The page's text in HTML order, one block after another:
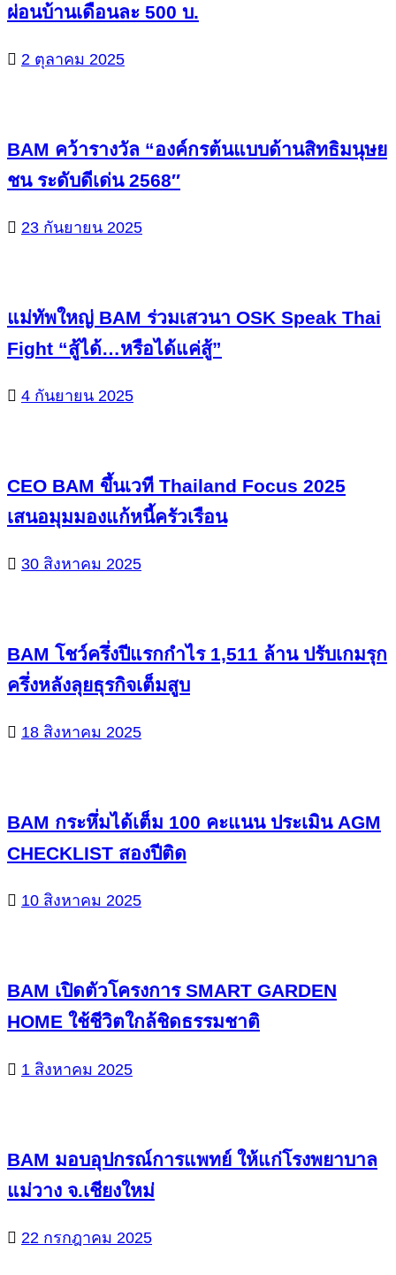
ผ่อนบ้านเดือนละ 500 บ.
2 ตุลาคม 2025
BAM คว้ารางวัล “องค์กรต้นแบบด้านสิทธิมนุษย
ชน ระดับดีเด่น 2568″
23 กันยายน 2025
แม่ทัพใหญ่ BAM ร่วมเสวนา OSK Speak Thai
Fight “สู้ได้…หรือได้แค่สู้”
4 กันยายน 2025
CEO BAM ขึ้นเวที Thailand Focus 2025
เสนอมุมมองแก้หนี้ครัวเรือน
30 สิงหาคม 2025
BAM โชว์ครึ่งปีแรกกำไร 1,511 ล้าน ปรับเกมรุก
ครึ่งหลังลุยธุรกิจเต็มสูบ
18 สิงหาคม 2025
BAM กระหึ่มได้เต็ม 100 คะแนน ประเมิน AGM
CHECKLIST สองปีติด
10 สิงหาคม 2025
BAM เปิดตัวโครงการ SMART GARDEN
HOME ใช้ชีวิตใกล้ชิดธรรมชาติ
1 สิงหาคม 2025
BAM มอบอุปกรณ์การแพทย์ ให้แก่โรงพยาบาล
แม่วาง จ.เชียงใหม่
22 กรกฎาคม 2025